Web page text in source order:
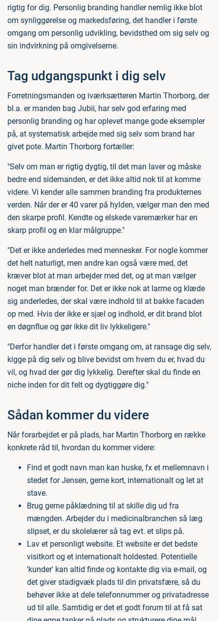
rigtig for dig. Personlig branding handler nemlig ikke blot
om synliggørelse og markedsføring, det handler i første
omgang om personlig udvikling, bevidsthed om sig selv og
sin indvirkning på omgivelserne.
Tag udgangspunkt i dig selv
Forretningsmanden og iværksætteren Martin Thorborg, der
bl.a. er manden bag Jubii, har selv god erfaring med
personlig branding og har oplevet mange gode eksempler
på, at systematisk arbejde med sig selv som brand har
givet pote. Martin Thorborg fortæller:
"Selv om man er rigtig dygtig, til det man laver og måske
bedre end sidemanden, er det ikke altid nok til at komme
videre. Vi kender alle sammen branding fra produkternes
verden. Når der er 40 varer på hylden, vælger man den med
den skarpe profil. Kendte og elskede varemærker har en
skarp profil og en klar målgruppe."
"Det er ikke anderledes med mennesker. For nogle kommer
det helt naturligt, men andre kan også være med, det
kræver blot at man arbejder med det, og at man vælger
noget man brænder for. Det er ikke nok at larme og klæde
sig anderledes, der skal være indhold til at bakke facaden
op med. Hvis der ikke er sjæl og indhold, er dit brand blot
en døgnflue og gør ikke dit liv lykkeligere."
"Derfor handler det i første omgang om, at ransage dig selv,
kigge på dig selv og blive bevidst om hvem du er, hvad du
vil, og hvad der gør dig lykkelig. Derefter skal du finde en
niche inden for dit felt og dygtiggøre dig."
Sådan kommer du videre
Når forarbejdet er på plads, har Martin Thorborg en række
konkrete råd til, hvordan du kommer videre:
Find et godt navn man kan huske, fx et mellemnavn i
stedet for Jensen, gerne kort, internationalt og let at
stave.
Brug gerne påklædning til at skille dig ud fra
mængden. Arbejder du i medicinalbranchen så læg
slipset, er du skolelærer så tag evt. et slips på.
Lav et personligt website. Et website er det bedste
visitkort og et internationalt holdested. Potentielle
'kunder' kan altid finde og kontakte dig via e-mail, og
det giver stadigvæk plads til din privatsfære, så du
behøver ikke at dele telefonnummer og privatadresse
ud til alle. Samtidig er det et godt forum til at få sat